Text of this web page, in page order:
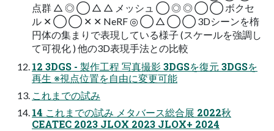
点群 △ ◎ ◯ △ △ メッシュ ◯ ◎ ◎ ◯ ◯ ボクセ
ル ✕ ◯ ◯ ✕ ✕ NeRF ◎ ◯ △ ◯ ◯ 3Dシーンを楕
円体の集まりで表現している様子 (スケールを強調し
て可視化 ) 他の3D表現手法との比較
12 3DGS - 製作工程 写真撮影 3DGSを復元 3DGSを
再生 ※視点位置を自由に変更可能
これまでの試み
14 これまでの試み メタバース総合展 2022秋
CEATEC 2023 JLOX 2023 JLOX+ 2024